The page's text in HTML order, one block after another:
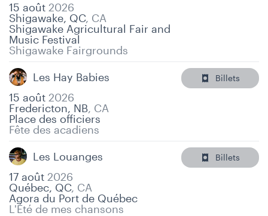
15 août 2026
Shigawake, QC, CA
Shigawake Agricultural Fair and
Music Festival
Shigawake Fairgrounds
Les Hay Babies
15 août 2026
Fredericton, NB, CA
Place des officiers
Fête des acadiens
Billets
Les Louanges
17 août 2026
Québec, QC, CA
Agora du Port de Québec
L'Été de mes chansons
Billets